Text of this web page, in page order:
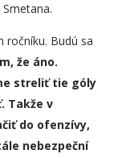
ročníku. Budú sa
že áno.
streliť tie góly
Takže v
do ofenzívy,
nebezpeční